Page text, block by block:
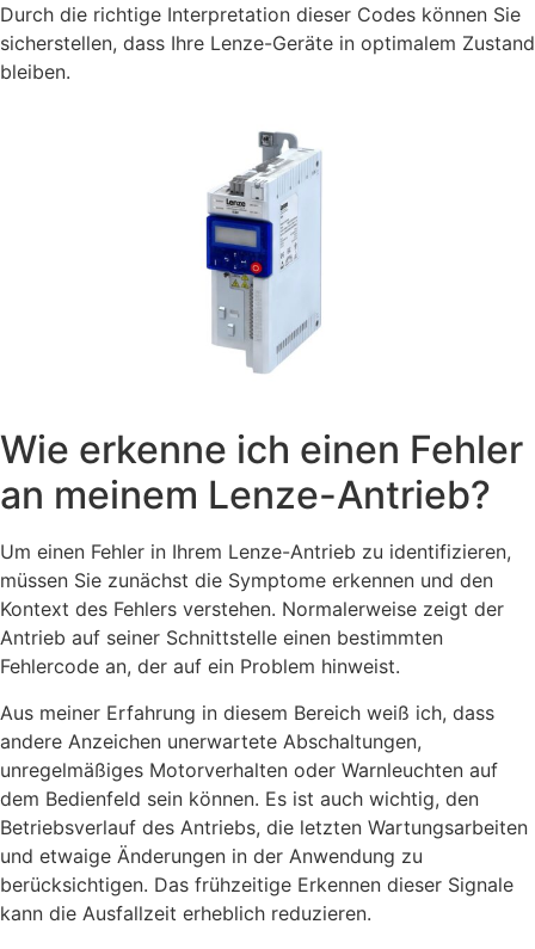
Durch die richtige Interpretation dieser Codes können Sie
sicherstellen, dass Ihre Lenze-Geräte in optimalem Zustand
bleiben.
Wie erkenne ich einen Fehler
an meinem Lenze-Antrieb?
Um einen Fehler in Ihrem Lenze-Antrieb zu identifizieren,
müssen Sie zunächst die Symptome erkennen und den
Kontext des Fehlers verstehen. Normalerweise zeigt der
Antrieb auf seiner Schnittstelle einen bestimmten
Fehlercode an, der auf ein Problem hinweist.
Aus meiner Erfahrung in diesem Bereich weiß ich, dass
andere Anzeichen unerwartete Abschaltungen,
unregelmäßiges Motorverhalten oder Warnleuchten auf
dem Bedienfeld sein können. Es ist auch wichtig, den
Betriebsverlauf des Antriebs, die letzten Wartungsarbeiten
und etwaige Änderungen in der Anwendung zu
berücksichtigen. Das frühzeitige Erkennen dieser Signale
kann die Ausfallzeit erheblich reduzieren.